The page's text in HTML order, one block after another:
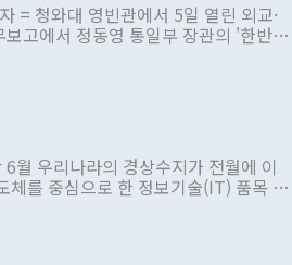
= 청와대 영빈관에서 5일 열린 외교·
고에서 정동영 통일부 장관의 '한반도
은 사안을 정책으로 추진하겠다고 공
'이라는 비판을 내놨다. 그동안 정 장
은 적은 여러 번 있지만 대통령과 유
장을 표명한 것은 이례적이다. 정 장
어해야 한다는 목소리도 높아지고 있
월 우리나라의 경상수지가 전월에 이
체를 중심으로 한 정보기술(IT) 품목 수